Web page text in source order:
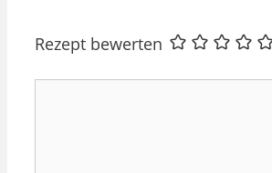
Rezept bewerten